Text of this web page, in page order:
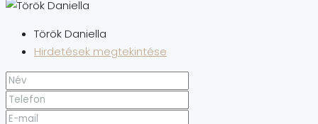
Török Daniella
Hirdetések megtekintése